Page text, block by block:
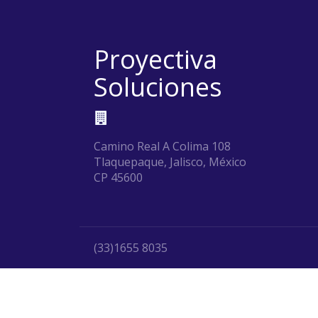
Proyectiva
Soluciones
Camino Real A Colima 108
Tlaquepaque, Jalisco, México
CP 45600
(33)1655 8035